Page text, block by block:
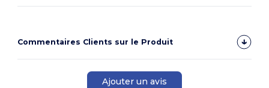
Commentaires Clients sur le Produit
Ajouter un avis